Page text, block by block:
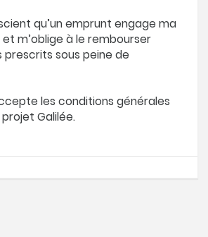
qu’un emprunt engage ma
m’oblige à le rembourser
prescrits sous peine de
les conditions générales
Galilée.